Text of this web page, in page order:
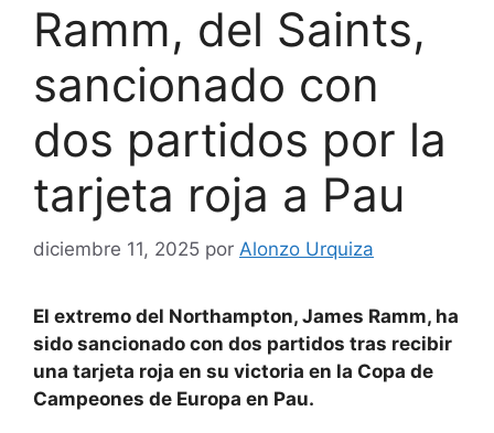
Ramm, del Saints,
sancionado con
dos partidos por la
tarjeta roja a Pau
diciembre 11, 2025 por Alonzo Urquiza
El extremo del Northampton, James Ramm, ha
sido sancionado con dos partidos tras recibir
una tarjeta roja en su victoria en la Copa de
Campeones de Europa en Pau.